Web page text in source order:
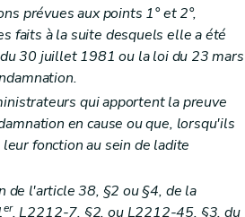
prévues aux points 1° et 2°,
faits à la suite desquels elle a été
30 juillet 1981 ou la loi du 23 mars
qui apportent la preuve
en cause ou que, lorsqu'ils
fonction au sein de ladite
de l'article 38, §2 ou §4, de la
er, L2212-7, §2, ou L2212-45, §3, du